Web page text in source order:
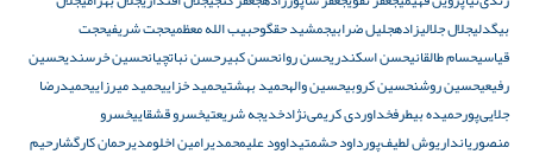
بیگدلیجلال جلالی‎زاده جلیل ضرابیجمشید حقگوحبیب الله معظمیحجت شریفیحجت
قیاسیحسام طالقانیحسن اسکندریحسن روانحسن کبیرحسن نباتچیانحسین خرسندیحسین
رفیعیحسین روشنحسین کروبیحسین والهحمید بهشتیحمید خزاییحمید میرزاییحمیدرضا
جلایی‌پورحمیده بیطرفخداوردی کریمی‌نژادخدیجه شریعتیخسرو قشقاییخسرو
منصوریانداریوش لطیف‌پورداود حشمتیداوود علیمحمدیرامین اخلومدیرحمان کارگشارحیم